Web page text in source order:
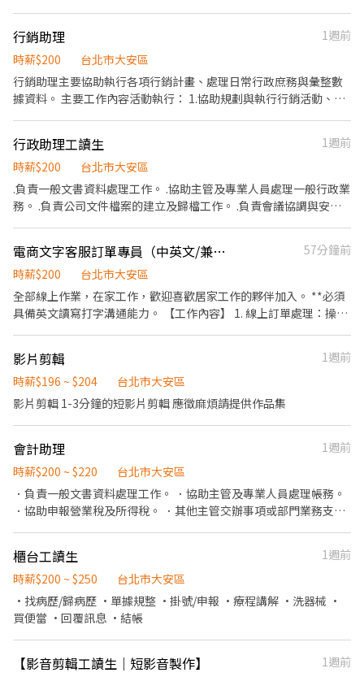
行銷助理
1週前
時薪$200
台北市大安區
行銷助理主要協助執行各項行銷計畫、處理日常行政庶務與彙整數
據資料。 主要工作內容活動執行： 1.協助規劃與執行行銷活動、準
歸檔、製作數據報表、請款單據申請
行政助理工讀生
1週前
時薪$200
台北市大安區
.負責一般文書資料處理工作。 .協助主管及專業人員處理一般行政業
務。 .負責公司文件檔案的建立及歸檔工作。 .負責會議協調與安
他主管交辦事項。
電商文字客服訂單專員（中英文/兼職，在家上班）
57分鐘前
時薪$200
台北市大安區
全部線上作業，在家工作，歡迎喜歡居家工作的夥伴加入。 **必須
具備英文讀寫打字溝通能力。 【工作內容】 1. 線上訂單處理：操作
提供解決方法教學，引導客人順利使用產品，解決客人遇到的問
題。需熟悉產品使用及能夠與合作夥伴文字溝通。 4.收集並分析客
人需求、客人問題，優化流程與產品頁面。 5.其他交辦事項。 【排
7點～中午12點 2.中午12點～下午6點 3.晚上6點～晚上12點 需配合
平假日不同時段輪班，每週能上班5天。 時薪200元/小時。 【面試
在家線上工作。若有必要，每1-2個月需至公司開會一次。 **具備
電商客服經驗佳 **無經驗可，工作態度認真負責，具備工作熱情者
佳 **出國曾使用過eSIM者佳
影片剪輯
1週前
時薪$196 ~ $204
台北市大安區
影片剪輯 1-3分鐘的短影片剪輯 應徵麻煩請提供作品集
會計助理
1週前
時薪$200 ~ $220
台北市大安區
．負責一般文書資料處理工作。 ．協助主管及專業人員處理帳務。
．協助申報營業稅及所得稅。 ．其他主管交辦事項或部門業務支
櫃台工讀生
1週前
時薪$200 ~ $250
台北市大安區
·找病歷/歸病歷 ·單據規整 ·掛號/申報 ·療程講解 ·洗器械 ·
買便當 ·回覆訊息 ·結帳
【影音剪輯工讀生｜短影音製作】
1週前